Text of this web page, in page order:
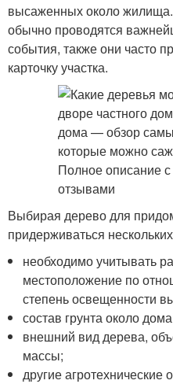
высаженных около
обычно проводятся
события, также они часто
карточку участка.
Выбирая дерево для
придерживаться
необходимо учитывать
местоположение по
степень освещенности
состав грунта около
внешний вид дерева,
массы;
другие агротехнические